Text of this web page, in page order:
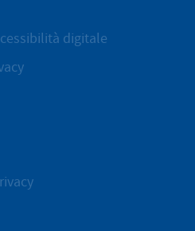
digitale